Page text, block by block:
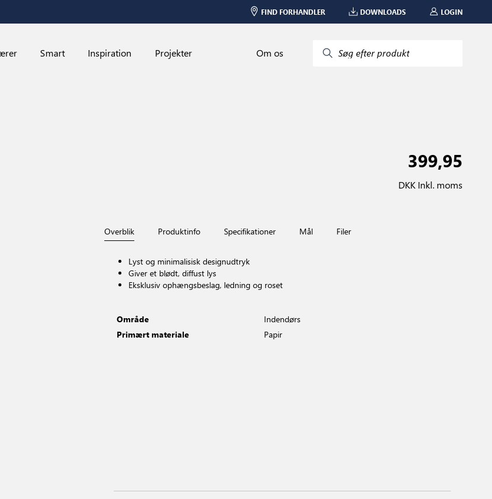
FIND FORHANDLER DOWNLOADS LOGIN
Smart Inspiration Projekter Om os Søg efter produkt
399,95
DKK Inkl. moms
Nyhed
Overblik Produktinfo Specifikationer Mål Filer
Lyst og minimalisisk designudtryk
Giver et blødt, diffust lys
Eksklusiv ophængsbeslag, ledning og roset
Område
Indendørs
Primært materiale
Papir